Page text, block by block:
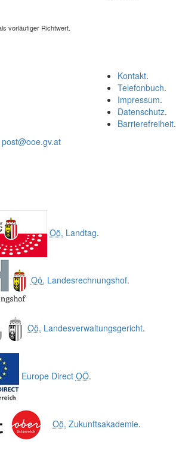
vorläufiger Richtwert.
Kontakt.
Telefonbuch.
Impressum.
Datenschutz.
Barrierefreiheit.
post@ooe.gv.at
Oö. Landtag.
Oö. Landesrechnungshof.
Oö. Landesverwaltungsgericht.
Europe Direct OÖ.
Oö. Zukunftsakademie.